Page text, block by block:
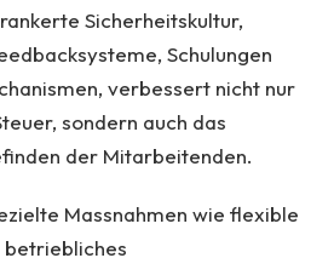
Sicherheitskultur,
Schulungen
verbessert nicht nur
sondern auch das
der Mitarbeitenden.
Massnahmen wie flexible
betriebliches